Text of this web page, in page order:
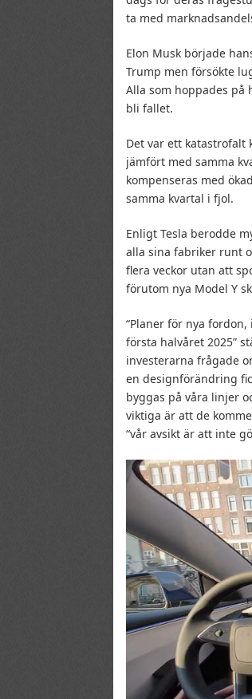
ta med
Elon Musk började
Trump men försökte
Alla som hoppades
bli fallet.
Det var ett katastrofalt
jämfört med samma
kompenseras med
samma kvartal i fjol.
Enligt Tesla berodde
alla sina fabriker runt
flera veckor utan att
förutom nya Model Y
“Planer för nya
första halvåret 2025”
investerarna frågade
en designförändring
byggas på våra linjer
viktiga är att de
“vår avsikt är att inte